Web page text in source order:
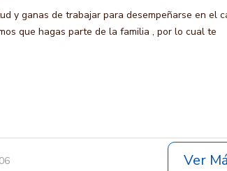
y ganas de trabajar para desempeñarse en el
que hagas parte de la familia , por lo cual te
Ver